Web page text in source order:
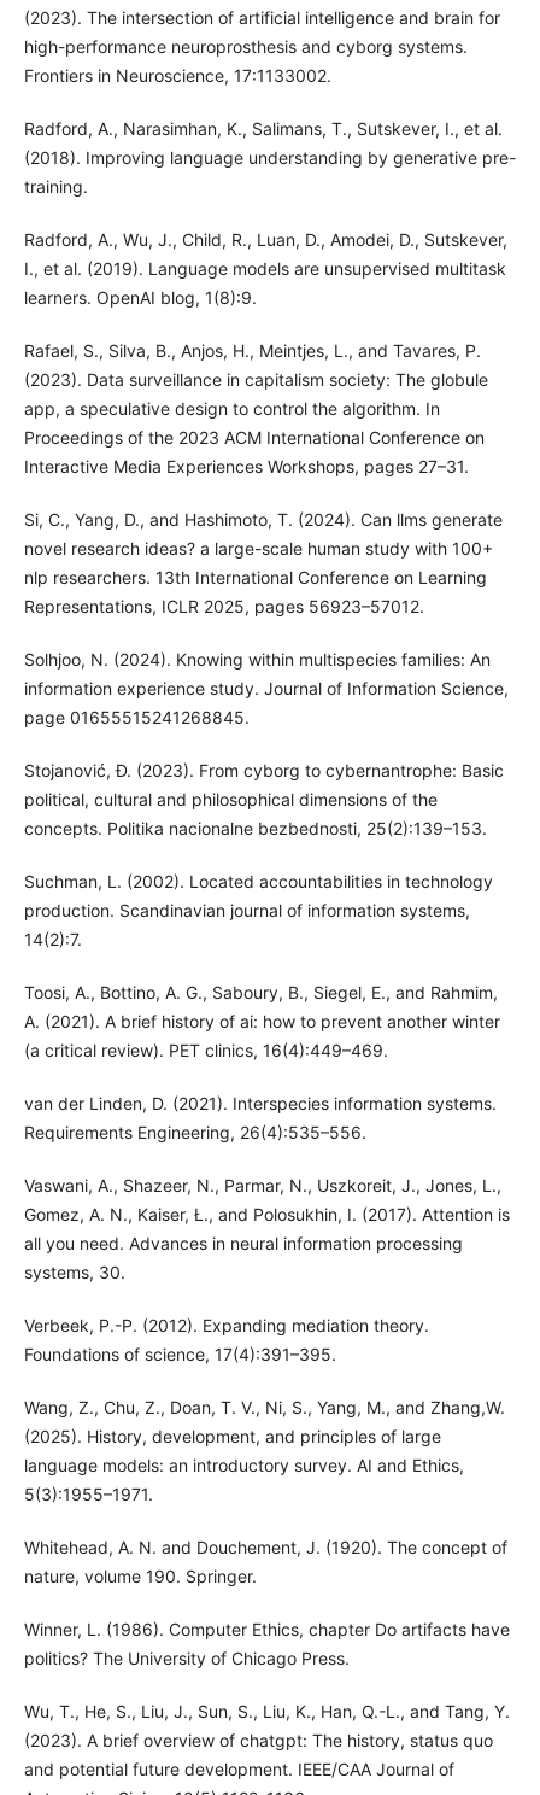
(2023). The intersection of artificial intelligence and brain for
high-performance neuroprosthesis and cyborg systems.
Frontiers in Neuroscience, 17:1133002.
Radford, A., Narasimhan, K., Salimans, T., Sutskever, I., et al.
(2018). Improving language understanding by generative pre-
training.
Radford, A., Wu, J., Child, R., Luan, D., Amodei, D., Sutskever,
I., et al. (2019). Language models are unsupervised multitask
learners. OpenAI blog, 1(8):9.
Rafael, S., Silva, B., Anjos, H., Meintjes, L., and Tavares, P.
(2023). Data surveillance in capitalism society: The globule
app, a speculative design to control the algorithm. In
Proceedings of the 2023 ACM International Conference on
Interactive Media Experiences Workshops, pages 27–31.
Si, C., Yang, D., and Hashimoto, T. (2024). Can llms generate
novel research ideas? a large-scale human study with 100+
nlp researchers. 13th International Conference on Learning
Representations, ICLR 2025, pages 56923–57012.
Solhjoo, N. (2024). Knowing within multispecies families: An
information experience study. Journal of Information Science,
page 01655515241268845.
Stojanović, Ð. (2023). From cyborg to cybernantrophe: Basic
political, cultural and philosophical dimensions of the
concepts. Politika nacionalne bezbednosti, 25(2):139–153.
Suchman, L. (2002). Located accountabilities in technology
production. Scandinavian journal of information systems,
14(2):7.
Toosi, A., Bottino, A. G., Saboury, B., Siegel, E., and Rahmim,
A. (2021). A brief history of ai: how to prevent another winter
(a critical review). PET clinics, 16(4):449–469.
van der Linden, D. (2021). Interspecies information systems.
Requirements Engineering, 26(4):535–556.
Vaswani, A., Shazeer, N., Parmar, N., Uszkoreit, J., Jones, L.,
Gomez, A. N., Kaiser, Ł., and Polosukhin, I. (2017). Attention is
all you need. Advances in neural information processing
systems, 30.
Verbeek, P.-P. (2012). Expanding mediation theory.
Foundations of science, 17(4):391–395.
Wang, Z., Chu, Z., Doan, T. V., Ni, S., Yang, M., and Zhang,W.
(2025). History, development, and principles of large
language models: an introductory survey. AI and Ethics,
5(3):1955–1971.
Whitehead, A. N. and Douchement, J. (1920). The concept of
nature, volume 190. Springer.
Winner, L. (1986). Computer Ethics, chapter Do artifacts have
politics? The University of Chicago Press.
Wu, T., He, S., Liu, J., Sun, S., Liu, K., Han, Q.-L., and Tang, Y.
(2023). A brief overview of chatgpt: The history, status quo
and potential future development. IEEE/CAA Journal of